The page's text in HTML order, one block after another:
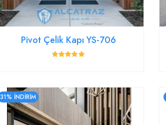
Pivot Çelik Kapı YS-706
31% İNDİRİM